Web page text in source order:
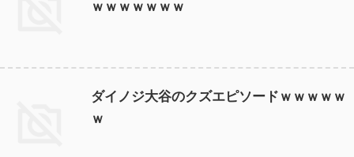
ｗｗｗｗｗｗｗ
ダイノジ大谷のクズエピソードｗｗｗｗｗ
ｗ